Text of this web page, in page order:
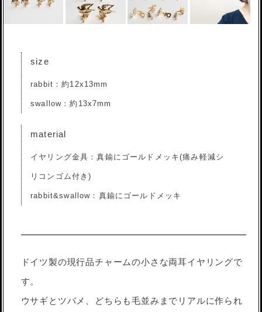
size
rabbit：約12x13mm
swallow：約13x7mm
material
イヤリング金具：真鍮にゴールドメッキ(痛み軽減シ
リコンゴム付き)
rabbit&swallow：真鍮にゴールドメッキ
ドイツ製の現行品チャームの小さな両耳イヤリングで
す。
ウサギとツバメ、どちらも毛並みまでリアルに作られ